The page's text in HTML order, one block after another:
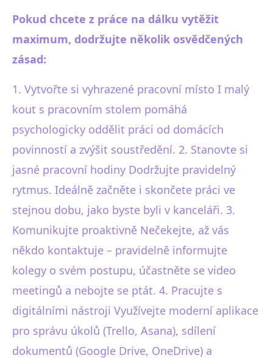
Pokud chcete z práce na dálku vytěžit
maximum, dodržujte několik osvědčených
zásad:
1. Vytvořte si vyhrazené pracovní místo I malý
kout s pracovním stolem pomáhá
psychologicky oddělit práci od domácích
povinností a zvýšit soustředění. 2. Stanovte si
jasné pracovní hodiny Dodržujte pravidelný
rytmus. Ideálně začněte i skončete práci ve
stejnou dobu, jako byste byli v kanceláři. 3.
Komunikujte proaktivně Nečekejte, až vás
někdo kontaktuje – pravidelně informujte
kolegy o svém postupu, účastněte se video
meetingů a nebojte se ptát. 4. Pracujte s
digitálními nástroji Využívejte moderní aplikace
pro správu úkolů (Trello, Asana), sdílení
dokumentů (Google Drive, OneDrive) a